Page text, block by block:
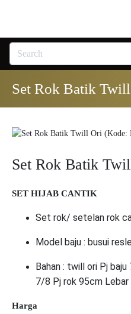
Set Rok Batik
Set Rok Batik
SET HIJAB CANTIK
Set rok/ setelan rok
Model baju : busui
Bahan : twill ori Pj
7/8 Pj rok 95cm
Harga